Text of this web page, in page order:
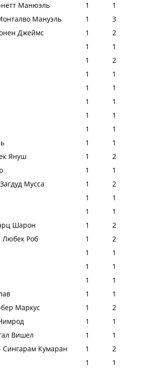
Манюэль
1
1
Мануэль
1
3
Джеймс
1
2
1
1
1
2
1
1
1
1
1
1
1
1
1
1
1
1
Януш
1
2
1
1
Мусса
1
2
1
1
1
1
Шарон
1
2
Любек Роб
1
2
1
1
1
1
1
1
1
1
Маркус
1
2
1
1
Вишел
1
1
Сингарам Кумаран
1
2
1
1